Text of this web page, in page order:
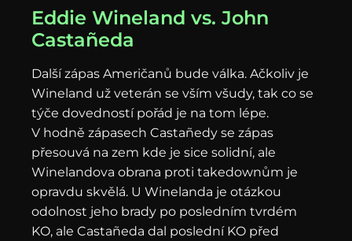
Eddie Wineland vs. John
Castañeda
Další zápas Američanů bude válka. Ačkoliv je
Wineland už veterán se vším všudy, tak co se
týče dovedností pořád je na tom lépe.
V hodně zápasech Castañedy se zápas
přesouvá na zem kde je sice solidní, ale
Winelandova obrana proti takedownům je
opravdu skvělá. U Winelanda je otázkou
odolnost jeho brady po posledním tvrdém
KO, ale Castañeda dal poslední KO před